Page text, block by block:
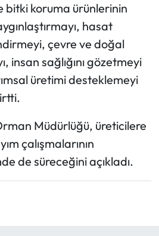
bitki koruma ürünlerinin
hasat
çevre ve doğal
insan sağlığını gözetmeyi
üretimi desteklemeyi
Müdürlüğü, üreticilere
çalışmalarının
de süreceğini açıkladı.